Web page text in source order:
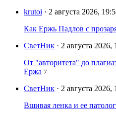
krutoi · 2 августа 2026,
Как Ержь Падлов с
СветНик · 2 августа 2026,
От "авторитета" до
Ержа 7
СветНик · 2 августа 2026,
Вшивая ленка и ее